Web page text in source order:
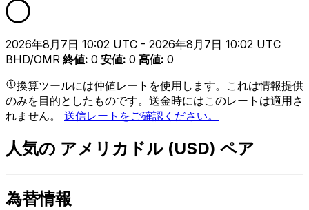
2026年8月7日 10:02 UTC - 2026年8月7日 10:02 UTC
BHD/OMR 終値: 0 安値: 0 高値: 0
換算ツールには仲値レートを使用します。これは情報提供
のみを目的としたものです。送金時にはこのレートは適用さ
れません。 送信レートをご確認ください。
人気の アメリカドル (USD) ペア
為替情報